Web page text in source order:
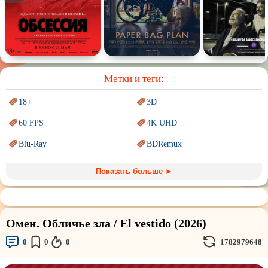
Спектакль Сказка Немое кино Для взрослых
Метки и теги:
18+ 3D
60 FPS 4K UHD
Blu-Ray BDRemux
Sci-Fi (Научнаяфантастика) Trash (трэш) movies
Авангард иСюрреализм Ангелы и Демоны
Аниме Антиутопия
Врачи
Показать больше ►
Омен. Обличье зла / El vestido (2026)
0 0 0 1782979648